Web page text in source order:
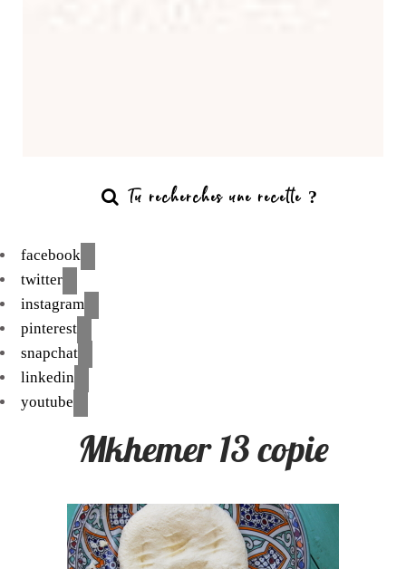
facebook
twitter
instagram
pinterest
snapchat
linkedin
youtube
Mkhemer 13 copie